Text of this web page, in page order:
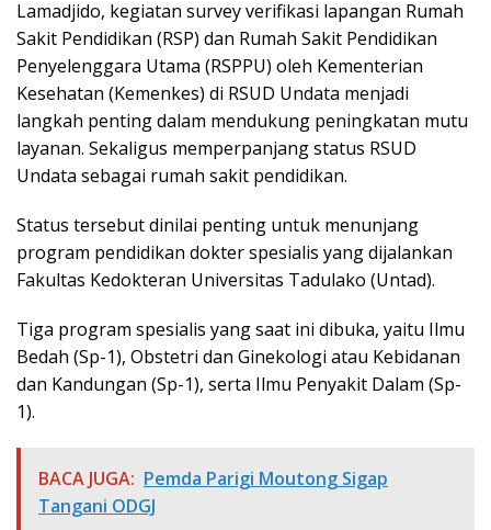
Lamadjido, kegiatan survey verifikasi lapangan Rumah
Sakit Pendidikan (RSP) dan Rumah Sakit Pendidikan
Penyelenggara Utama (RSPPU) oleh Kementerian
Kesehatan (Kemenkes) di RSUD Undata menjadi
langkah penting dalam mendukung peningkatan mutu
layanan. Sekaligus memperpanjang status RSUD
Undata sebagai rumah sakit pendidikan.
Status tersebut dinilai penting untuk menunjang
program pendidikan dokter spesialis yang dijalankan
Fakultas Kedokteran Universitas Tadulako (Untad).
Tiga program spesialis yang saat ini dibuka, yaitu Ilmu
Bedah (Sp-1), Obstetri dan Ginekologi atau Kebidanan
dan Kandungan (Sp-1), serta Ilmu Penyakit Dalam (Sp-
1).
BACA JUGA: Pemda Parigi Moutong Sigap
Tangani ODGJ